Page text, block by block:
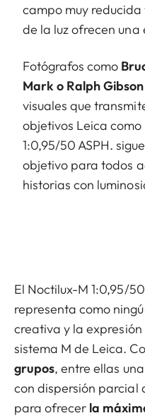
campo muy
de la luz ofrecen
Fotógrafos como
Mark o Ralph Gibson
visuales que
objetivos Leica
1:0,95/50 ASPH.
objetivo para todos
historias con
El Noctilux-M 1:0,95/
representa como
creativa y la
sistema M de Leica.
grupos, entre ellas
con dispersión parcial
para ofrecer la